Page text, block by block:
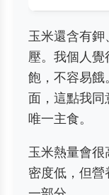
玉米還含有
壓。我個人
飽，不容易
面，這點我
唯一主食。
玉米熱量會
密度低，但